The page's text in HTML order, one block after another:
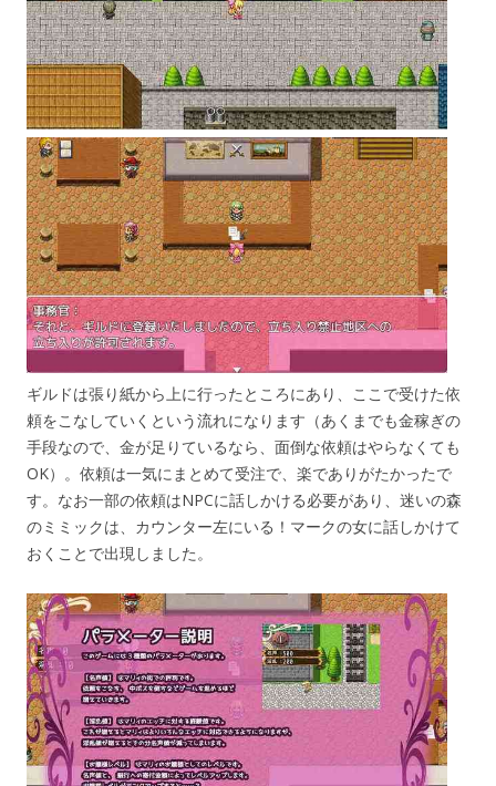
ギルドは張り紙から上に行ったところにあり、ここで受けた依
頼をこなしていくという流れになります（あくまでも金稼ぎの
手段なので、金が足りているなら、面倒な依頼はやらなくても
OK）。依頼は一気にまとめて受注で、楽でありがたかったで
す。なお一部の依頼はNPCに話しかける必要があり、迷いの森
のミミックは、カウンター左にいる！マークの女に話しかけて
おくことで出現しました。